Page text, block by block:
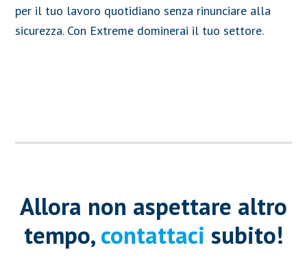
per il tuo lavoro quotidiano senza rinunciare alla
sicurezza. Con Extreme dominerai il tuo settore.
Allora non aspettare altro
tempo,contattaci subito!